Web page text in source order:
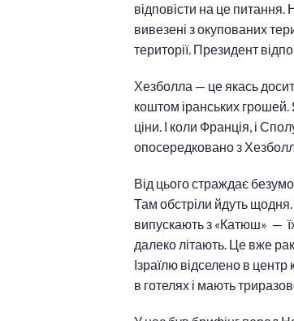
відповісти на це питання.
вивезені з окупованих
території. Президент
Хезболла — це якась
коштом іранських
ціни. І коли Франція, і
опосередковано з
Від цього страждає
Там обстріли йдуть
випускають з «Катюш» —
далеко літають. Це вже
Ізраїлю відселено в
в готелях і мають